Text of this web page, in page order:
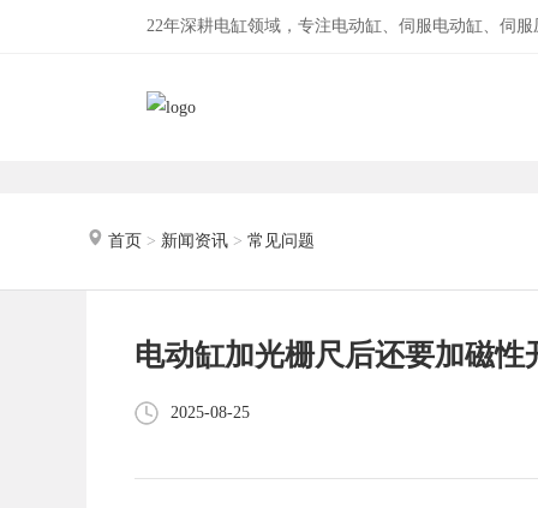
22年深耕电缸领域，专注电动缸、伺服电动缸、伺
首页 > 新闻资讯 > 常见问题
电动缸加光栅尺后还要加磁性
2025-08-25